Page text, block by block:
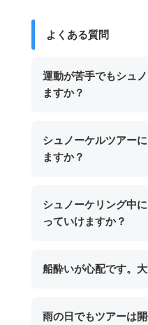
よくある質問
運動が苦手でもシュ
ますか？
はい、運動が苦手な
す。ガイドが大きな
シュノーケルツアー
ますか？
申し訳ございません
安全管理上の観点か
をおかけいたします
シュノーケリング中
っていけますか？
スマートフォンを持
負いかねますのでご
船酔いが心配です。
ポイントまでの乗船
雨の日でもツアーは